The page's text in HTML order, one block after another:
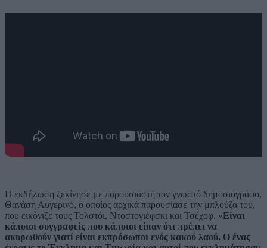
Η εκδήλωση ξεκίνησε με παρουσιαστή τον γνωστό δημοσιογράφο,
Θανάση Αυγερινό, ο οποίος αρχικά παρουσίασε την μπλούζα του,
που εικόνιζε τους Τολστόι, Ντοστογιέφσκι και Τσέχοφ. «Είναι
κάποιοι συγγραφείς που κάποιοι είπαν ότι πρέπει να
ακυρωθούν γιατί είναι εκπρόσωποι ενός κακού λαού. Ο ένας